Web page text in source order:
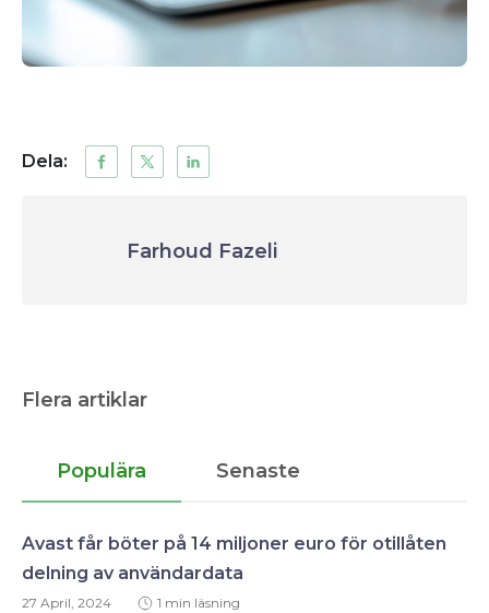
Dela:
Farhoud Fazeli
Flera artiklar
Populära Senaste
Avast får böter på 14 miljoner euro för otillåten
delning av användardata
27 April, 2024 1 min läsning